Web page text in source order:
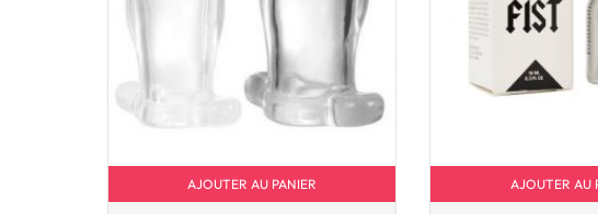
AJOUTER AU PANIER AJOUTER AU